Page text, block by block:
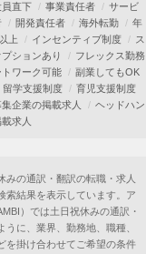
直下
事業責任者
サービ
開発責任者 海外転勤
年
上
インセンティブ制度
ス
プションあり
フレックス勤務
トワーク可能
副業してもOK
留学支援制度
育児支援制度
企業の掲載求人
ヘッドハン
求人
みの通訳・翻訳の転職・求人
索結果を表示しています。ア
）では土日祝休みの通訳・
うに、業界、勤務地、職種、
を掛け合わせてご希望の条件